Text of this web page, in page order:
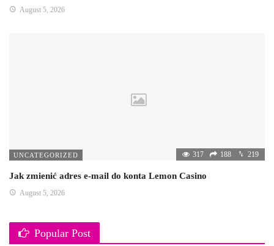
August 5, 2026
UNCATEGORIZED 317 188 219
Jak zmienić adres e-mail do konta Lemon Casino
August 5, 2026
Popular Post